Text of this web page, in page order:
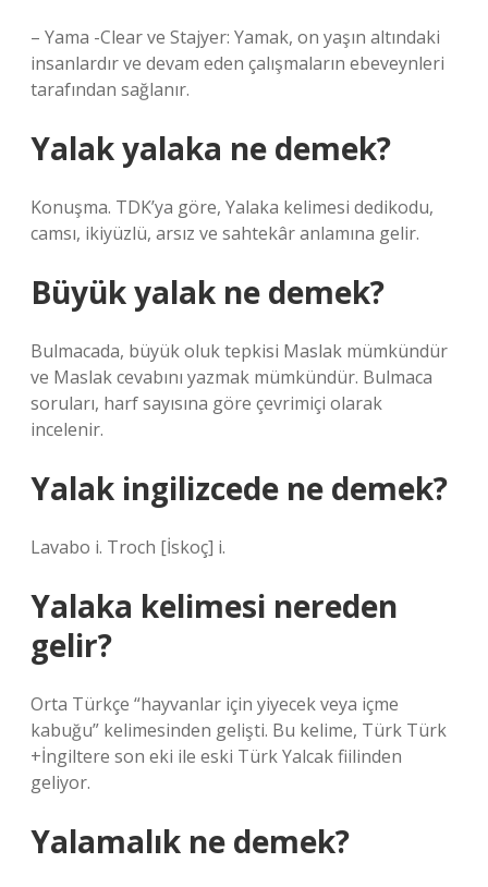
– Yama -Clear ve Stajyer: Yamak, on yaşın altındaki
insanlardır ve devam eden çalışmaların ebeveynleri
tarafından sağlanır.
Yalak yalaka ne demek?
Konuşma. TDK’ya göre, Yalaka kelimesi dedikodu,
camsı, ikiyüzlü, arsız ve sahtekâr anlamına gelir.
Büyük yalak ne demek?
Bulmacada, büyük oluk tepkisi Maslak mümkündür
ve Maslak cevabını yazmak mümkündür. Bulmaca
soruları, harf sayısına göre çevrimiçi olarak
incelenir.
Yalak ingilizcede ne demek?
Lavabo i. Troch [İskoç] i.
Yalaka kelimesi nereden
gelir?
Orta Türkçe “hayvanlar için yiyecek veya içme
kabuğu” kelimesinden gelişti. Bu kelime, Türk Türk
+İngiltere son eki ile eski Türk Yalcak fiilinden
geliyor.
Yalamalık ne demek?